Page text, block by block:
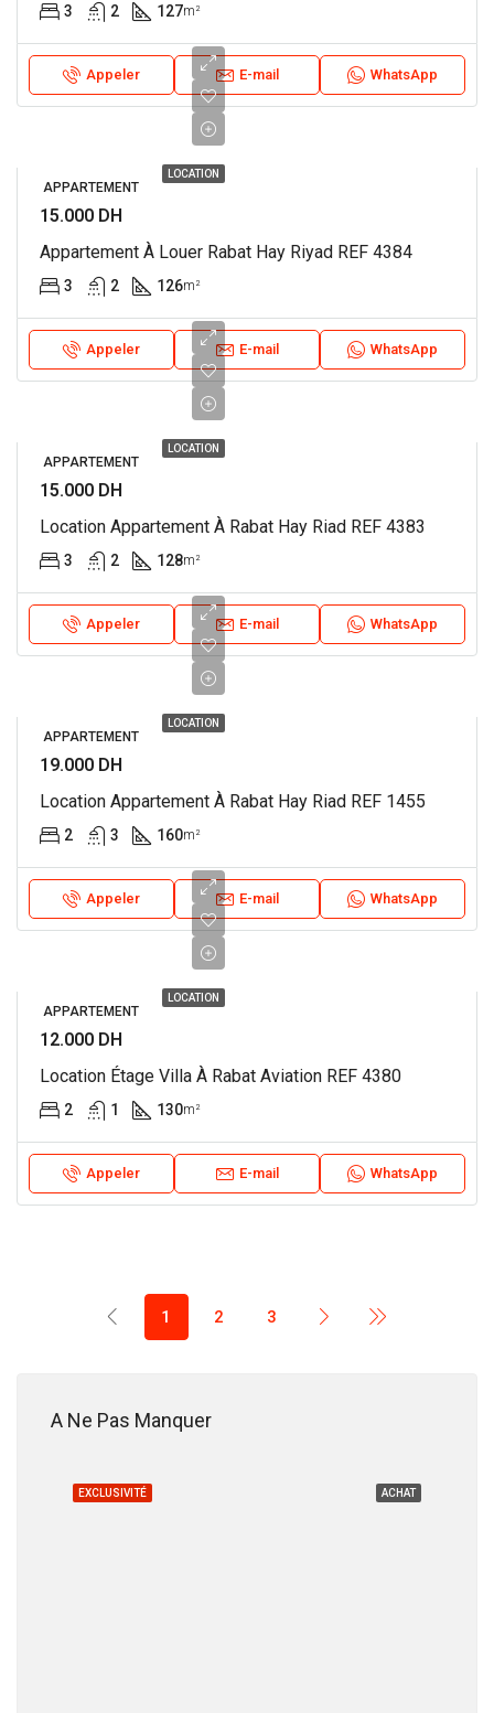
3 2 127m²
Appeler E-mail WhatsApp
LOCATION
APPARTEMENT
15.000 DH
Appartement À Louer Rabat Hay Riyad REF 4384
3 2 126m²
Appeler E-mail WhatsApp
LOCATION
APPARTEMENT
15.000 DH
Location Appartement À Rabat Hay Riad REF 4383
3 2 128m²
Appeler E-mail WhatsApp
LOCATION
APPARTEMENT
19.000 DH
Location Appartement À Rabat Hay Riad REF 1455
2 3 160m²
Appeler E-mail WhatsApp
LOCATION
APPARTEMENT
12.000 DH
Location Étage Villa À Rabat Aviation REF 4380
2 1 130m²
Appeler E-mail WhatsApp
1 2 3
A Ne Pas Manquer
ACHAT
EXCLUSIVITÉ
18.200.000 DH